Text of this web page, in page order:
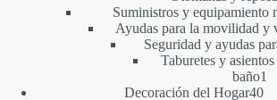
Suministros y equipamiento
Ayudas para la movilidad y
Seguridad y ayudas
Taburetes y
baño1
Decoración del Hogar4040